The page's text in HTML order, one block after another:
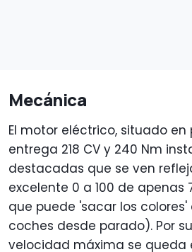
Mecánica
El motor eléctrico, situado en
entrega 218 CV y 240 Nm
destacadas que se ven
excelente 0 a 100 de apenas
que puede 'sacar los
coches desde parado). Por
velocidad máxima se queda